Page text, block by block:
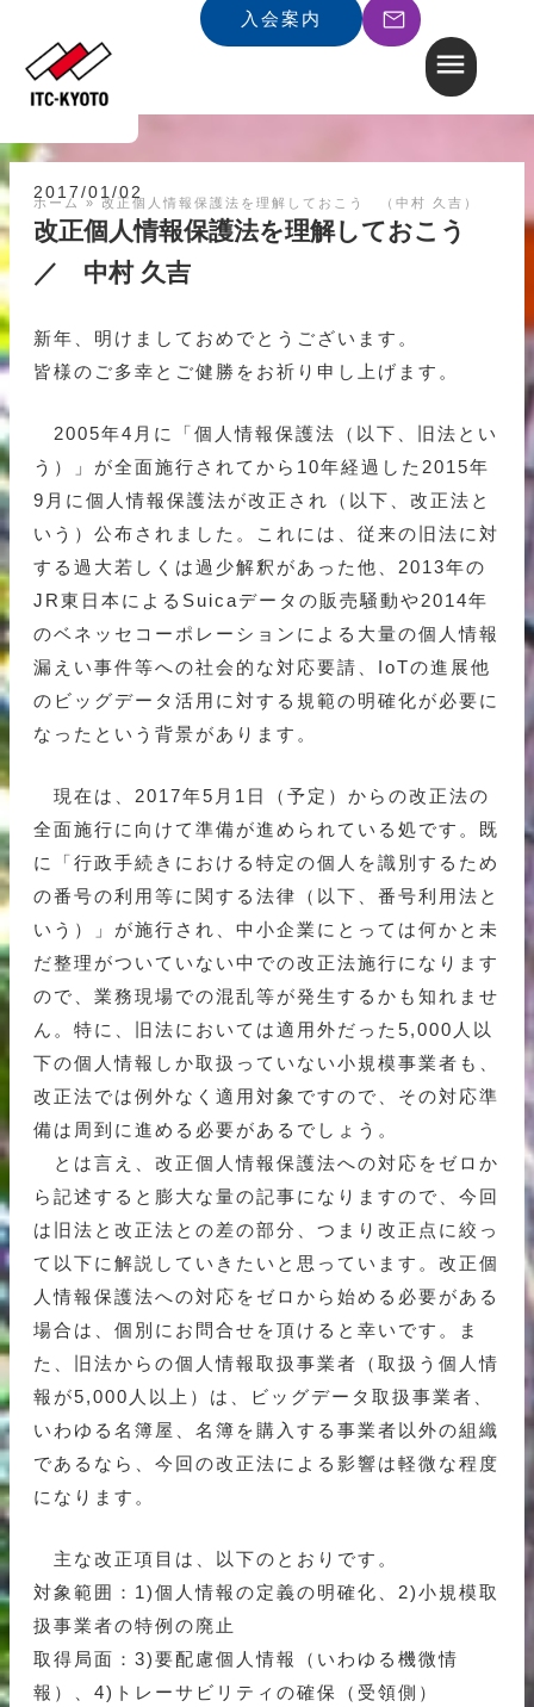
入会案内
ホーム » 改正個人情報保護法を理解しておこう （中村 久吉）
2017/01/02
改正個人情報保護法を理解しておこう
／ 中村 久吉
新年、明けましておめでとうございます。
皆様のご多幸とご健勝をお祈り申し上げます。
2005年4月に「個人情報保護法（以下、旧法とい
う）」が全面施行されてから10年経過した2015年
9月に個人情報保護法が改正され（以下、改正法と
いう）公布されました。これには、従来の旧法に対
する過大若しくは過少解釈があった他、2013年の
JR東日本によるSuicaデータの販売騒動や2014年
のベネッセコーポレーションによる大量の個人情報
漏えい事件等への社会的な対応要請、IoTの進展他
のビッグデータ活用に対する規範の明確化が必要に
なったという背景があります。
現在は、2017年5月1日（予定）からの改正法の
全面施行に向けて準備が進められている処です。既
に「行政手続きにおける特定の個人を識別するため
の番号の利用等に関する法律（以下、番号利用法と
いう）」が施行され、中小企業にとっては何かと未
だ整理がついていない中での改正法施行になります
ので、業務現場での混乱等が発生するかも知れませ
ん。特に、旧法においては適用外だった5,000人以
下の個人情報しか取扱っていない小規模事業者も、
改正法では例外なく適用対象ですので、その対応準
備は周到に進める必要があるでしょう。
とは言え、改正個人情報保護法への対応をゼロか
ら記述すると膨大な量の記事になりますので、今回
は旧法と改正法との差の部分、つまり改正点に絞っ
て以下に解説していきたいと思っています。改正個
人情報保護法への対応をゼロから始める必要がある
場合は、個別にお問合せを頂けると幸いです。ま
た、旧法からの個人情報取扱事業者（取扱う個人情
報が5,000人以上）は、ビッグデータ取扱事業者、
いわゆる名簿屋、名簿を購入する事業者以外の組織
であるなら、今回の改正法による影響は軽微な程度
になります。
主な改正項目は、以下のとおりです。
対象範囲：1)個人情報の定義の明確化、2)小規模取
扱事業者の特例の廃止
取得局面：3)要配慮個人情報（いわゆる機微情
報）、4)トレーサビリティの確保（受領側）